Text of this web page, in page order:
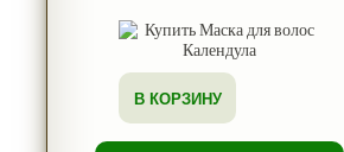
В КОРЗИНУ